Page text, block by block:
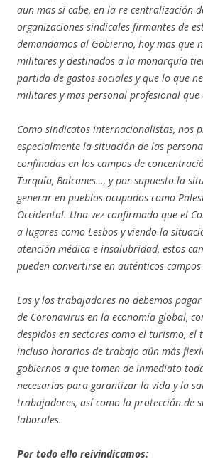
aun mas si cabe, en la re-centralización
organizaciones sindicales firmantes de
demandamos al Gobierno, hoy mas que
militares y destinados a la monarquía
partida de gastos sociales y que lo que
militares y mas personal profesional que
Como sindicatos internacionalistas, nos
especialmente la situación de las
confinadas en los campos de
Turquía, Balcanes…, y por supuesto la
generar en pueblos ocupados como
Occidental. Una vez confirmado que el
a lugares como Lesbos y viendo la
atención médica e insalubridad, estos
pueden convertirse en auténticos
Las y los trabajadores no debemos
de Coronavirus en la economía global,
despidos en sectores como el turismo, el
incluso horarios de trabajo aún más
gobiernos a que tomen de inmediato
necesarias para garantizar la vida y la
trabajadores, así como la protección de
laborales.
Por todo ello reivindicamos: